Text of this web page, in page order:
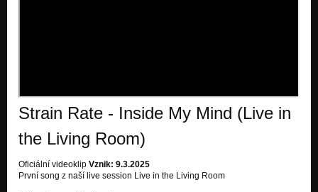
Strain Rate - Inside My Mind (Live in
the Living Room)
Oficiální videoklip Vznik: 9.3.2025
První song z naší live session Live in the Living Room